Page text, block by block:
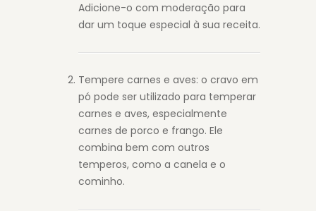
Adicione-o com moderação para
dar um toque especial à sua receita.
Tempere carnes e aves: o cravo em
pó pode ser utilizado para temperar
carnes e aves, especialmente
carnes de porco e frango. Ele
combina bem com outros
temperos, como a canela e o
cominho.